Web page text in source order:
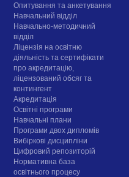
Опитування та анкетування
Навчальний відділ
Навчально-методичний
відділ
Ліцензія на освітню
діяльність та сертифікати
про акредитацію,
ліцензований обсяг та
контингент
Акредитація
Освітні програми
Навчальні плани
Програми двох дипломів
Вибіркові дисципліни
Цифровий репозиторій
Нормативна база
освітнього процесу